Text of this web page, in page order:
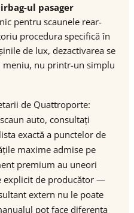
ul pasager
pentru scaunele rear-
procedura specifică în
de lux, dezactivarea se
meniu, nu printr-un simplu
de Quattroporte:
auto, consultați
exactă a punctelor de
maxime admise pe
premium au uneori
explicit de producător —
extern nu le poate
pot face diferența